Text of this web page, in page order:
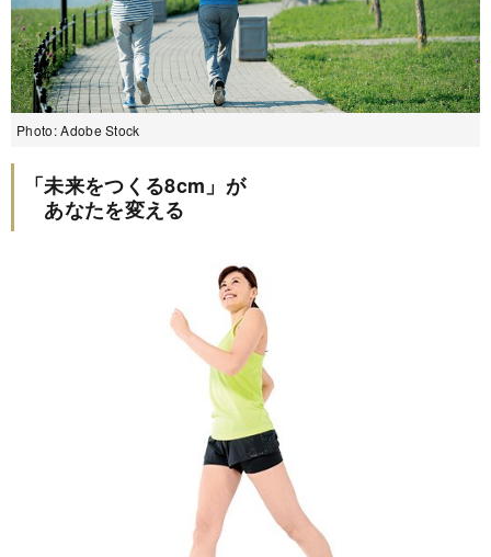
Photo: Adobe Stock
「未来をつくる8cm」が
あなたを変える